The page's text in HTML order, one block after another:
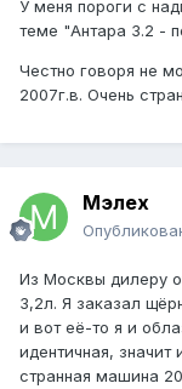
У меня пороги с
теме "Антара 3.2 -
Честно говоря не
2007г.в. Очень
Мэлех
Из Москвы дилеру
3,2л. Я заказал
и вот её-то я и
идентичная, значит
странная машина